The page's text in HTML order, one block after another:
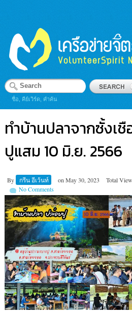
ชื่อ, คีย์เวิร์ด, คำค้น
ทำบ้านปลาจากซั้งเ
ปูแสม 10 มิ.ย. 2566
By กรีน อีเว้นท์ on May 30, 2023 Total
No Comments